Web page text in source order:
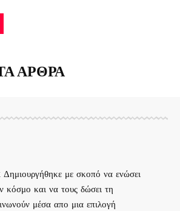
ΑΡΘΡΑ
με σκοπό να ενώσει
κόσμο και να τους δώσει τη
μέσα απο μια επιλογή